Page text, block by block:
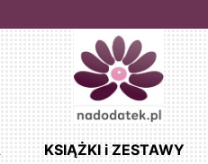
KSIĄŻKI i ZESTAWY